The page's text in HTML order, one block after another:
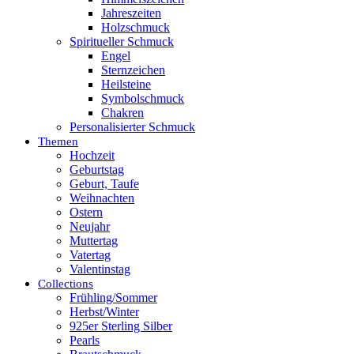
Jahreszeiten
Holzschmuck
Spiritueller Schmuck
Engel
Sternzeichen
Heilsteine
Symbolschmuck
Chakren
Personalisierter Schmuck
Themen
Hochzeit
Geburtstag
Geburt, Taufe
Weihnachten
Ostern
Neujahr
Muttertag
Vatertag
Valentinstag
Collections
Frühling/Sommer
Herbst/Winter
925er Sterling Silber
Pearls